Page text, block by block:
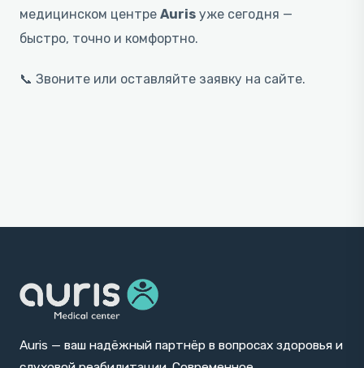
медицинском центре Auris уже сегодня —
быстро, точно и комфортно.
📞 Звоните или оставляйте заявку на сайте.
Auris — ваш надёжный партнёр в вопросах здоровья и